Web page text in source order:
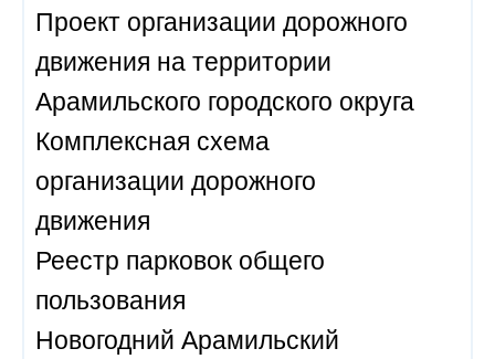
Проект организации дорожного
движения на территории
Арамильского городского округа
Комплексная схема
организации дорожного
движения
Реестр парковок общего
пользования
Новогодний Арамильский